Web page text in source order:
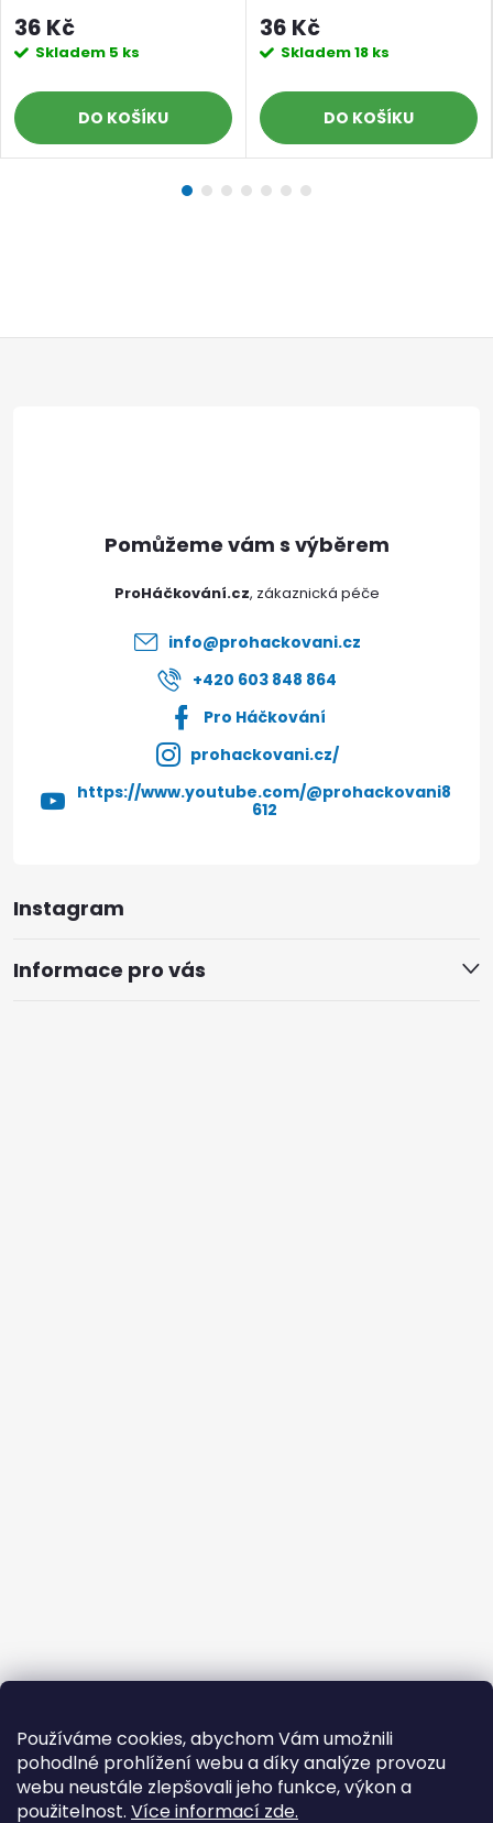
Používáme cookies, abychom Vám umožnili
pohodlné prohlížení webu a díky analýze provozu
webu neustále zlepšovali jeho funkce, výkon a
použitelnost. Více informací zde.
36 Kč
Skladem 5 ks
DO KOŠÍKU
36 Kč
Skladem18 ks
DO KOŠÍKU
Instagram
Informace pro vás
ProHáčkování.cz
info@prohackovani.cz
+420 603 848 864
Pro Háčkování
prohackovani.cz/
https://www.youtube.com/@prohackovani8
612